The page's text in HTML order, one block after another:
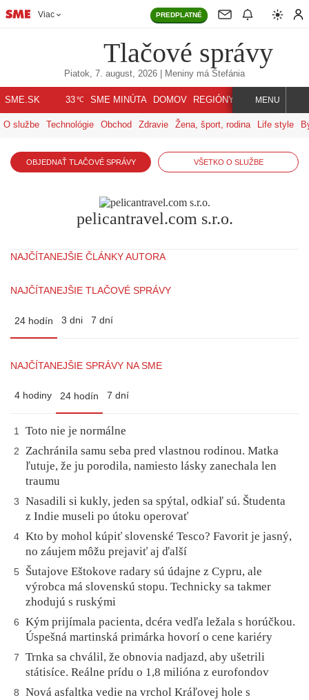
Viac PREDPLATNÉ
Tlačové správy
Piatok, 7. august, 2026 | Meniny má Štefánia
SME.SK 33℃ SME MINÚTA DOMOV REGIÓNY INDEX SVET
MENU
O službe Technológie Obchod Zdravie Žena, šport, rodina Life style
OBJEDNAŤ TLAČOVÉ SPRÁVY VŠETKO O SLUŽBE
pelicantravel.com s.r.o.
NAJČÍTANEJŠIE ČLÁNKY AUTORA
NAJČÍTANEJŠIE TLAČOVÉ SPRÁVY
24 hodín 3 dni 7 dní
NAJČÍTANEJŠIE SPRÁVY NA SME
4 hodiny 24 hodín 7 dní
1 Toto nie je normálne
2
Zachránila samu seba pred vlastnou rodinou. Matka
ľutuje, že ju porodila, namiesto lásky zanechala len
traumu
3
Nasadili si kukly, jeden sa spýtal, odkiaľ sú. Študenta
z Indie museli po útoku operovať
4 Kto by mohol kúpiť slovenské Tesco? Favorit je jasný,
no záujem môžu prejaviť aj ďalší
5
Šutajove Eštokove radary sú údajne z Cypru, ale
výrobca má slovenskú stopu. Technicky sa takmer
zhodujú s ruskými
6
Kým prijímala pacienta, dcéra vedľa ležala s horúčkou.
Úspešná martinská primárka hovorí o cene kariéry
7
Trnka sa chválil, že obnovia nadjazd, aby ušetrili
státisíce. Reálne prídu o 1,8 milióna z eurofondov
8
Nová asfaltka vedie na vrchol Kráľovej hole s